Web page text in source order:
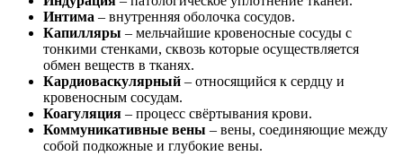
Интима – внутренняя оболочка сосудов.
Капилляры – мельчайшие кровеносные сосуды с
тонкими стенками, сквозь которые осуществляется
обмен веществ в тканях.
Кардиоваскулярный – относящийся к сердцу и
кровеносным сосудам.
Коагуляция – процесс свёртывания крови.
Коммуникативные вены – вены, соединяющие между
собой подкожные и глубокие вены.